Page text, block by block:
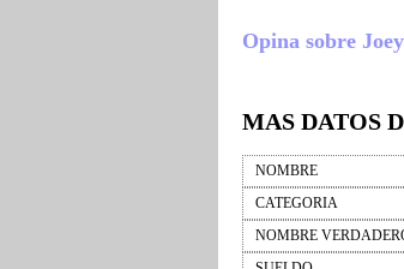
Opina sobre
MAS DATOS
NOMBRE
CATEGORIA
NOMBRE